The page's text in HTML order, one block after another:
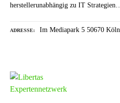
herstellerunabhängig zu IT Strategien…
ADRESSE Im Mediapark 5 50670 Köln